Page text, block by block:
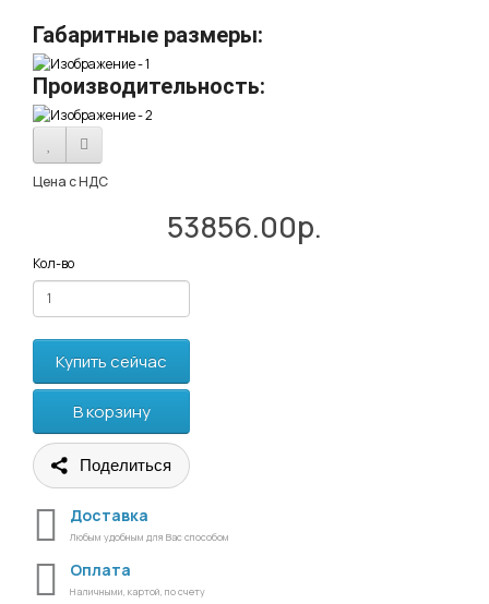
Габаритные размеры:
Производительность:
Цена с НДС
53856.00р.
Кол-во
Купить сейчас
В корзину
Поделиться
Доставка
Любым удобным для Вас способом
Оплата
Наличными, картой, по счету